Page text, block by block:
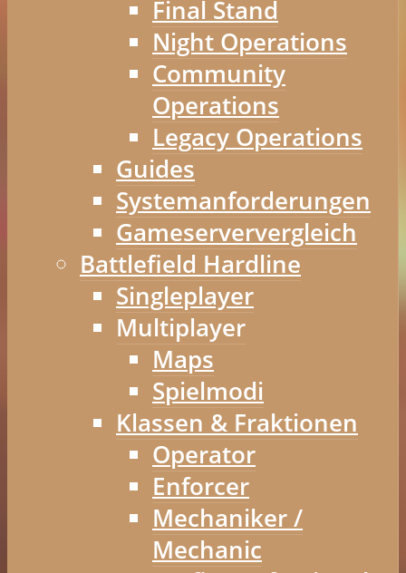
Final Stand
Night Operations
Community
Operations
Legacy Operations
Guides
Systemanforderungen
Gameserververgleich
Battlefield Hardline
Singleplayer
Multiplayer
Maps
Spielmodi
Klassen & Fraktionen
Operator
Enforcer
Mechaniker /
Mechanic